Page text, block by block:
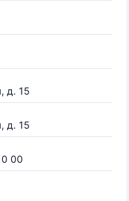
д. 15
д. 15
00